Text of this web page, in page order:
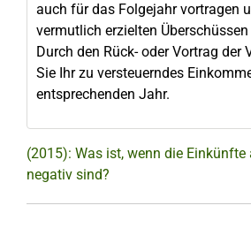
auch für das Folgejahr vortragen
vermutlich erzielten Überschüssen
Durch den Rück- oder Vortrag der
Sie Ihr zu versteuerndes
entsprechenden Jahr.
(2015): Was ist, wenn die Einkünfte
negativ sind?